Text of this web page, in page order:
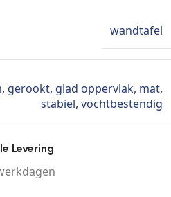
wandtafel
, gerookt, glad oppervlak, mat,
stabiel, vochtbestendig
Levering